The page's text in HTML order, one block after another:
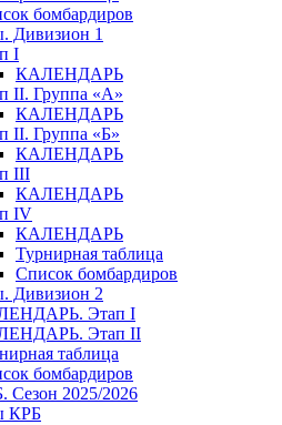
бомбардиров
Дивизион 1
I
КАЛЕНДАРЬ
II. Группа «А»
КАЛЕНДАРЬ
II. Группа «Б»
КАЛЕНДАРЬ
III
КАЛЕНДАРЬ
IV
КАЛЕНДАРЬ
Турнирная таблица
Список бомбардиров
Дивизион 2
Этап I
Этап II
таблица
бомбардиров
Сезон 2025/2026
КРБ